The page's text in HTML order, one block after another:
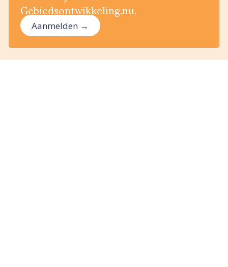
Gebiedsontwikkeling.nu.
Aanmelden →